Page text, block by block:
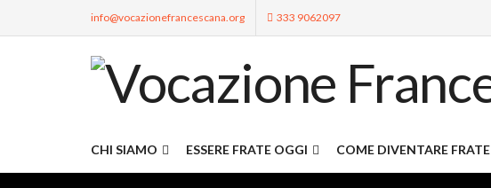
info@vocazionefrancescana.org 333 9062097
CHI SIAMO ESSERE FRATE OGGI COME DIVENTARE FRATE